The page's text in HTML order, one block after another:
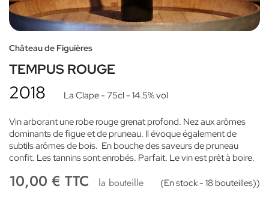
Château de Figuières
TEMPUS ROUGE
2018 La Clape- 75cl - 14.5% vol
Vin arborant une robe rouge grenat profond. Nez aux arômes
dominants de figue et de pruneau. Il évoque également de
subtils arômes de bois. En bouche des saveurs de pruneau
confit. Les tannins sont enrobés. Parfait. Le vin est prêt à boire.
10,00 € TTC la bouteille (En stock - 18 bouteilles))